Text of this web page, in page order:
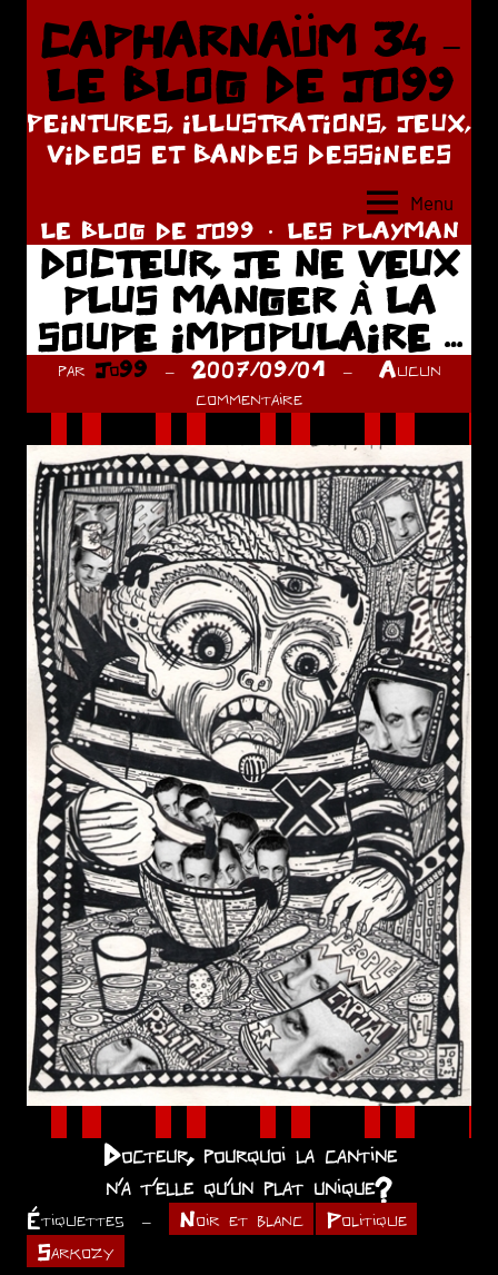
Aller
contenu
CAPHARNAÜM 34 –
LE BLOG DE JO99
PEINTURES, ILLUSTRATIONS, JEUX,
VIDEOS ET BANDES DESSINEES
Menu
LE BLOG DE JO99 LES PLAYMAN
DOCTEUR, JE NE VEUX
PLUS MANGER À LA
SOUPE IMPOPULAIRE …
par Jo99 2007/09/01
Aucun
commentaire
Docteur, pourquoi la cantine
n’a t’elle qu’un plat unique?
Étiquettes Noir et blanc
Politique
Sarkozy